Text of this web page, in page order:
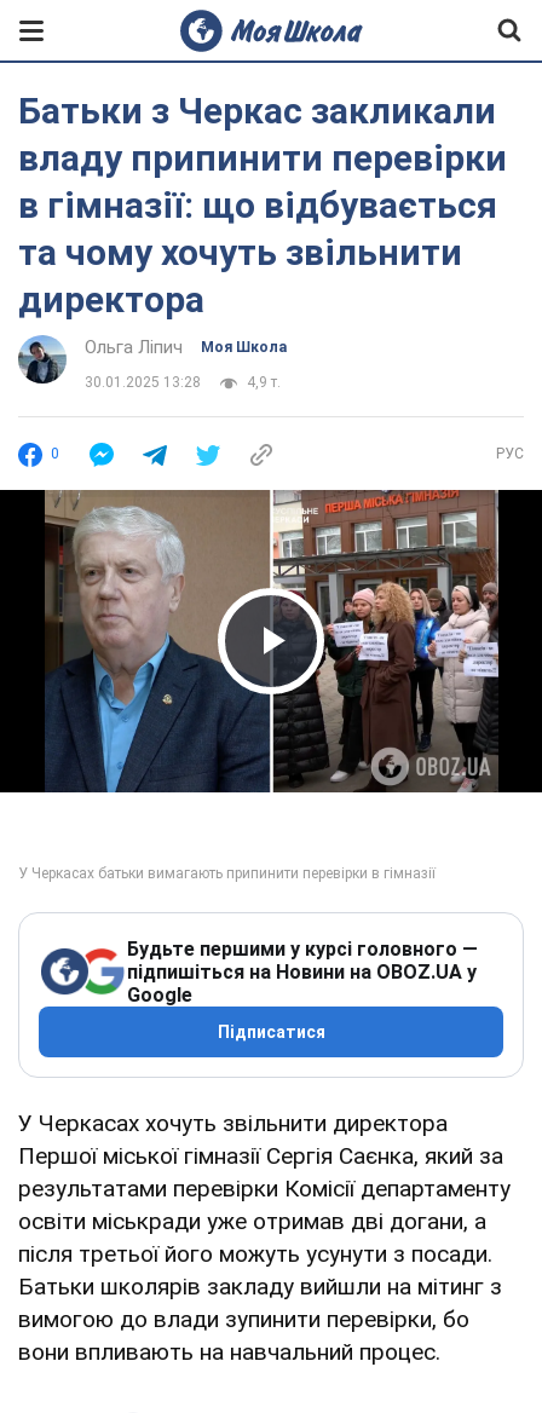
Батьки з Черкас закликали
владу припинити перевірки
в гімназії: що відбувається
та чому хочуть звільнити
директора
Ольга Ліпич Моя Школа
30.01.2025 13:28 4,9 т.
0 РУС
Play Video
Будьте першими у курсі головного —
підпишіться на Новини на OBOZ.UA у
Google
Підписатися
У Черкасах хочуть звільнити директора
Першої міської гімназії Сергія Саєнка, який за
результатами перевірки Комісії департаменту
освіти міськради уже отримав дві догани, а
після третьої його можуть усунути з посади.
Батьки школярів закладу вийшли на мітинг з
вимогою до влади зупинити перевірки, бо
вони впливають на навчальний процес.